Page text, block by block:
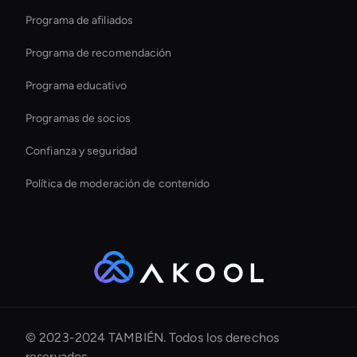
Programa de afiliados
Programa de recomendación
Programa educativo
Programas de socios
Confianza y seguridad
Política de moderación de contenido
© 2023-2024 TAMBIÉN. Todos los derechos